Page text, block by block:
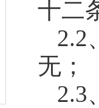
十二
2.2
无；
2.3